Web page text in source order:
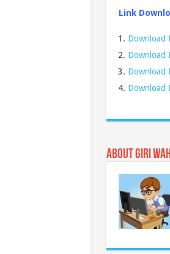
Link
Download
Download
Download
Download
About Giri